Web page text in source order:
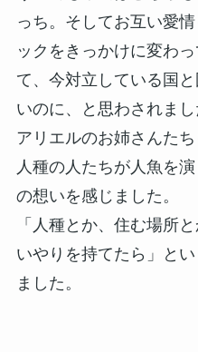
っち。そしてお互い愛
ックをきっかけに変わ
て、今対立している国
いのに、と思わされまし
アリエルのお姉さんた
人種の人たちが人魚を
の想いを感じました。
「人種とか、住む場所
いやりを持てたら」と
ました。